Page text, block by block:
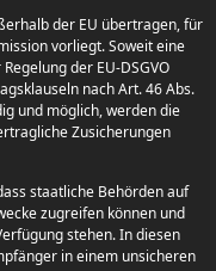
der EU übertragen, für
vorliegt. Soweit eine
der EU-DSGVO
nach Art. 46 Abs.
und möglich, werden die
Zusicherungen
staatliche Behörden auf
zugreifen können und
stehen. In diesen
in einem unsicheren